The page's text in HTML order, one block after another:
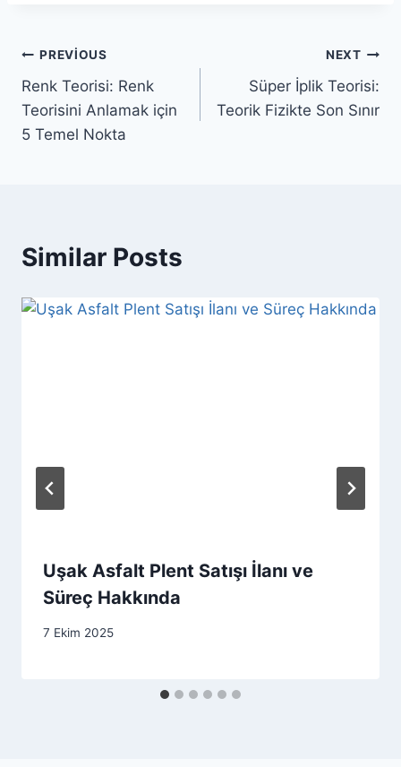
Yazı
gezinmesi
PREVIOUS
Renk Teorisi: Renk
Teorisini Anlamak için
5 Temel Nokta
NEXT
Süper İplik Teorisi:
Teorik Fizikte Son Sınır
Similar Posts
Uşak Asfalt Plent Satışı İlanı ve
Süreç Hakkında
7 Ekim 2025